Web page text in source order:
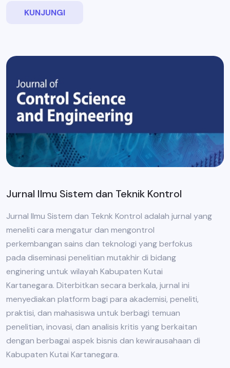
KUNJUNGI
Jurnal Ilmu Sistem dan Teknik Kontrol
Jurnal Ilmu Sistem dan Teknk Kontrol adalah jurnal yang
meneliti cara mengatur dan mengontrol
perkembangan sains dan teknologi yang berfokus
pada diseminasi penelitian mutakhir di bidang
enginering untuk wilayah Kabupaten Kutai
Kartanegara. Diterbitkan secara berkala, jurnal ini
menyediakan platform bagi para akademisi, peneliti,
praktisi, dan mahasiswa untuk berbagi temuan
penelitian, inovasi, dan analisis kritis yang berkaitan
dengan berbagai aspek bisnis dan kewirausahaan di
Kabupaten Kutai Kartanegara.